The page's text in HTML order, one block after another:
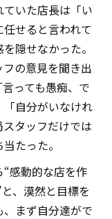
いた店長は「い
せると言われて
隠せなかった。
の意見を聞き出
っても愚痴、で
自分がいなけれ
タッフだけでは
たった。
感動的な店を作
、漠然と目標を
まず自分達がで